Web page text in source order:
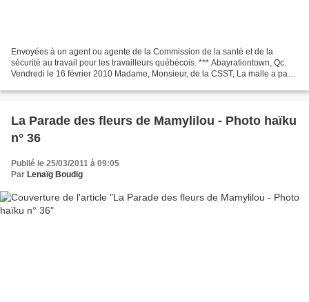
Envoyées à un agent ou agente de la Commission de la santé et de la
sécurité au travail pour les travailleurs québécois. *** Abayrationtown, Qc.
Vendredi le 16 février 2010 Madame, Monsieur, de la CSST, La malle a pas
La Parade des fleurs de Mamylilou - Photo haïku
n° 36
Publié le 25/03/2011 à 09:05
Par Lenaïg Boudig